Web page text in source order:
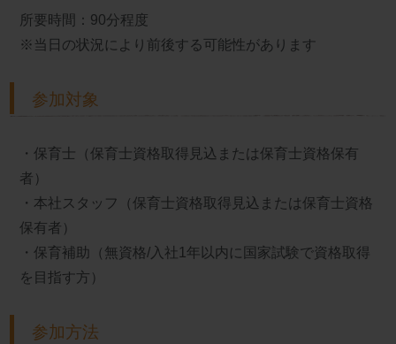
所要時間：90分程度
※当日の状況により前後する可能性があります
参加対象
・保育士（保育士資格取得見込または保育士資格保有
者）
・本社スタッフ（保育士資格取得見込または保育士資格
保有者）
・保育補助（無資格/入社1年以内に国家試験で資格取得
を目指す方）
参加方法